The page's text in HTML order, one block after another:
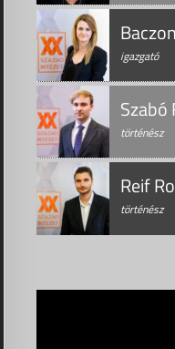
igazgató
Szabó
történész
Reif
történész